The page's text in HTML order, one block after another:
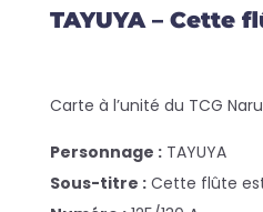
TAYUYA – Cette
Carte à l’unité du TCG
Personnage : TAYUYA
Sous-titre : Cette flûte